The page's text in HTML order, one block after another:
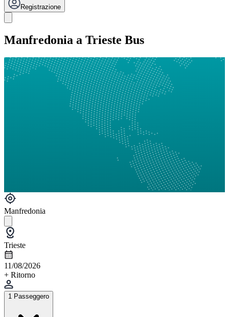
Registrazione
Manfredonia a Trieste Bus
Manfredonia
Trieste
11/08/2026
+ Ritorno
1 Passeggero